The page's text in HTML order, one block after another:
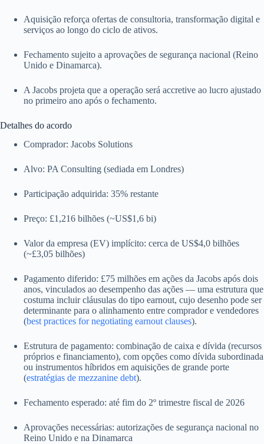
Aquisição reforça ofertas de consultoria, transformação digital e
serviços ao longo do ciclo de ativos.
Fechamento sujeito a aprovações de segurança nacional (Reino
Unido e Dinamarca).
A Jacobs projeta que a operação será accretive ao lucro ajustado
no primeiro ano após o fechamento.
Detalhes do acordo
Comprador: Jacobs Solutions
Alvo: PA Consulting (sediada em Londres)
Participação adquirida: 35% restante
Preço: £1,216 bilhões (~US$1,6 bi)
Valor da empresa (EV) implícito: cerca de US$4,0 bilhões
(~£3,05 bilhões)
Pagamento diferido: £75 milhões em ações da Jacobs após dois
anos, vinculados ao desempenho das ações — uma estrutura que
costuma incluir cláusulas do tipo earnout, cujo desenho pode ser
determinante para o alinhamento entre comprador e vendedores
(best practices for negotiating earnout clauses).
Estrutura de pagamento: combinação de caixa e dívida (recursos
próprios e financiamento), com opções como dívida subordinada
ou instrumentos híbridos em aquisições de grande porte
(estratégias de mezzanine debt).
Fechamento esperado: até fim do 2º trimestre fiscal de 2026
Aprovações necessárias: autorizações de segurança nacional no
Reino Unido e na Dinamarca